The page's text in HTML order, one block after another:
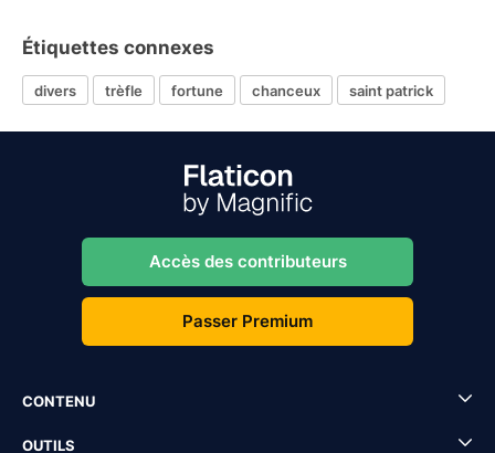
Étiquettes connexes
divers trèfle fortune chanceux saint patrick
Accès des contributeurs
Passer Premium
CONTENU
OUTILS